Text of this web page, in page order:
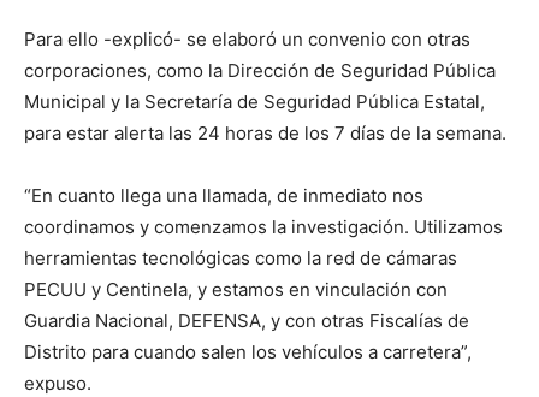
Para ello -explicó- se elaboró un convenio con otras
corporaciones, como la Dirección de Seguridad Pública
Municipal y la Secretaría de Seguridad Pública Estatal,
para estar alerta las 24 horas de los 7 días de la semana.
“En cuanto llega una llamada, de inmediato nos
coordinamos y comenzamos la investigación. Utilizamos
herramientas tecnológicas como la red de cámaras
PECUU y Centinela, y estamos en vinculación con
Guardia Nacional, DEFENSA, y con otras Fiscalías de
Distrito para cuando salen los vehículos a carretera”,
expuso.